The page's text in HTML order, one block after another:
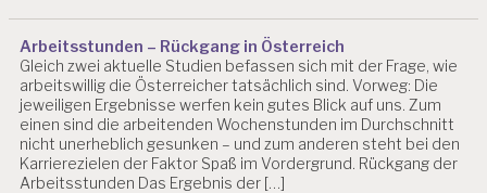
O
G
E
A
R
B
EI
T
Arbeitsstunden – Rückgang in Österreich
Gleich zwei aktuelle Studien befassen sich mit der Frage, wie
arbeitswillig die Österreicher tatsächlich sind. Vorweg: Die
jeweiligen Ergebnisse werfen kein gutes Blick auf uns. Zum
einen sind die arbeitenden Wochenstunden im Durchschnitt
nicht unerheblich gesunken – und zum anderen steht bei den
Karrierezielen der Faktor Spaß im Vordergrund. Rückgang der
Arbeitsstunden Das Ergebnis der […]